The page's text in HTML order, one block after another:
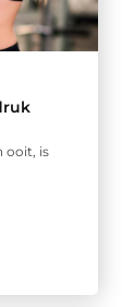
ooit, is